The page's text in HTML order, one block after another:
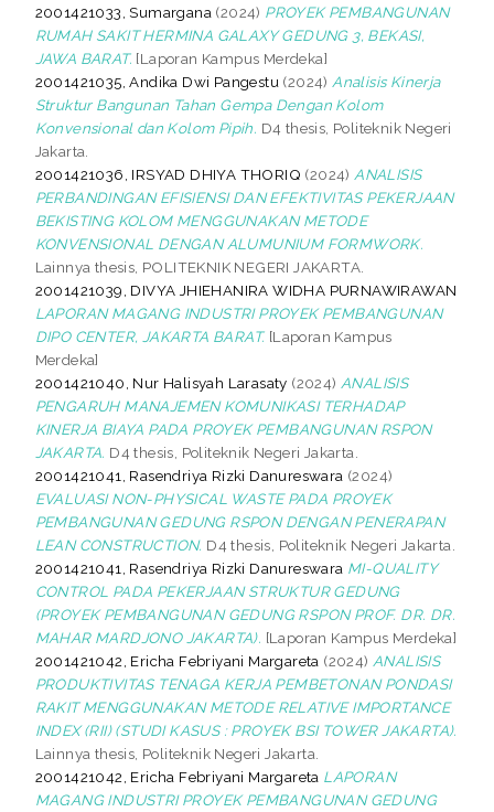
2001421033, Sumargana (2024) PROYEK PEMBANGUNAN
RUMAH SAKIT HERMINA GALAXY GEDUNG 3, BEKASI,
JAWA BARAT. [Laporan Kampus Merdeka]
2001421035, Andika Dwi Pangestu (2024) Analisis Kinerja
Struktur Bangunan Tahan Gempa Dengan Kolom
Konvensional dan Kolom Pipih. D4 thesis, Politeknik Negeri
Jakarta.
2001421036, IRSYAD DHIYA THORIQ (2024) ANALISIS
PERBANDINGAN EFISIENSI DAN EFEKTIVITAS PEKERJAAN
BEKISTING KOLOM MENGGUNAKAN METODE
KONVENSIONAL DENGAN ALUMUNIUM FORMWORK.
Lainnya thesis, POLITEKNIK NEGERI JAKARTA.
2001421039, DIVYA JHIEHANIRA WIDHA PURNAWIRAWAN
LAPORAN MAGANG INDUSTRI PROYEK PEMBANGUNAN
DIPO CENTER, JAKARTA BARAT. [Laporan Kampus
Merdeka]
2001421040, Nur Halisyah Larasaty (2024) ANALISIS
PENGARUH MANAJEMEN KOMUNIKASI TERHADAP
KINERJA BIAYA PADA PROYEK PEMBANGUNAN RSPON
JAKARTA. D4 thesis, Politeknik Negeri Jakarta.
2001421041, Rasendriya Rizki Danureswara (2024)
EVALUASI NON-PHYSICAL WASTE PADA PROYEK
PEMBANGUNAN GEDUNG RSPON DENGAN PENERAPAN
LEAN CONSTRUCTION. D4 thesis, Politeknik Negeri Jakarta.
2001421041, Rasendriya Rizki Danureswara MI-QUALITY
CONTROL PADA PEKERJAAN STRUKTUR GEDUNG
(PROYEK PEMBANGUNAN GEDUNG RSPON PROF. DR. DR.
MAHAR MARDJONO JAKARTA). [Laporan Kampus Merdeka]
2001421042, Ericha Febriyani Margareta (2024) ANALISIS
PRODUKTIVITAS TENAGA KERJA PEMBETONAN PONDASI
RAKIT MENGGUNAKAN METODE RELATIVE IMPORTANCE
INDEX (RII) (STUDI KASUS : PROYEK BSI TOWER JAKARTA).
Lainnya thesis, Politeknik Negeri Jakarta.
2001421042, Ericha Febriyani Margareta LAPORAN
MAGANG INDUSTRI PROYEK PEMBANGUNAN GEDUNG